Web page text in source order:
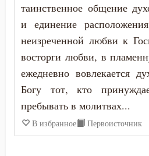
Сребролюбие
Ссора
Страсть
Страх
таинственное общение
и единение
неизреченной любви к
восторги любви, в
ежедневно вовлекается
Богу тот, кто
пребывать в молитвах...
В избранное Первоисточник